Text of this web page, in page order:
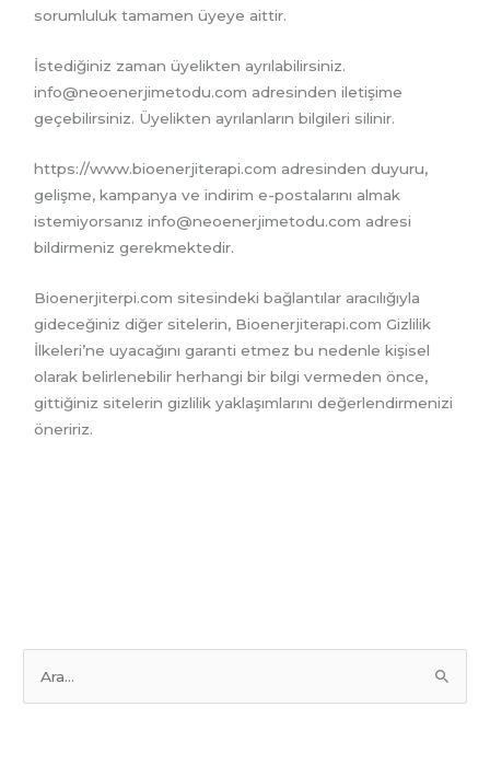
sorumluluk tamamen üyeye aittir.
İstediğiniz zaman üyelikten ayrılabilirsiniz.
info@neoenerjimetodu.com adresinden iletişime
geçebilirsiniz. Üyelikten ayrılanların bilgileri silinir.
https://www.bioenerjiterapi.com adresinden duyuru,
gelişme, kampanya ve indirim e-postalarını almak
istemiyorsanız info@neoenerjimetodu.com adresi
bildirmeniz gerekmektedir.
Bioenerjiterpi.com sitesindeki bağlantılar aracılığıyla
gideceğiniz diğer sitelerin, Bioenerjiterapi.com Gizlilik
İlkeleri’ne uyacağını garanti etmez bu nedenle kişisel
olarak belirlenebilir herhangi bir bilgi vermeden önce,
gittiğiniz sitelerin gizlilik yaklaşımlarını değerlendirmenizi
öneririz.